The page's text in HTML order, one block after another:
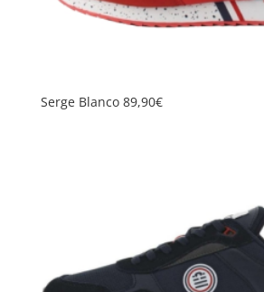
Serge Blanco 89,90€